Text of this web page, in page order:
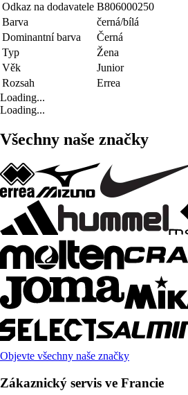
Odkaz na dodavatele B806000250
Barva
černá/bílá
Dominantní barva
Černá
Typ
Žena
Věk
Junior
Rozsah
Errea
Loading...
Loading...
Všechny naše značky
Objevte všechny naše značky
Zákaznický servis ve Francie